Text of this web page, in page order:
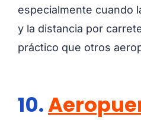
especialmente cuando
y la distancia por
práctico que otros
10.